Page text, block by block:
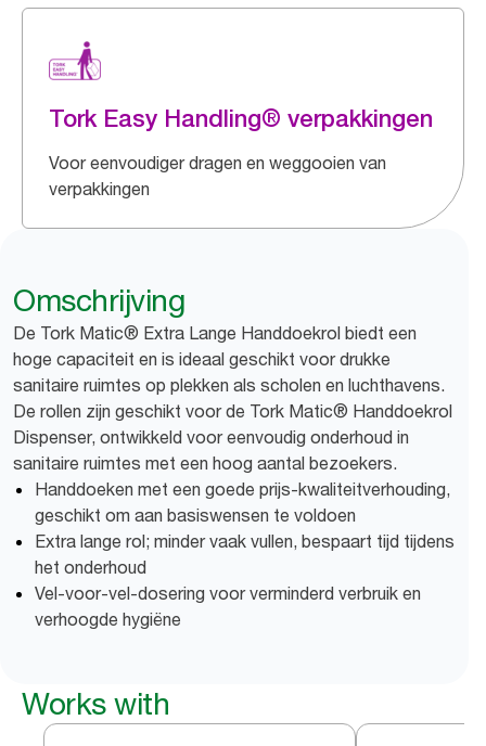
Tork Easy Handling® verpakkingen
Voor eenvoudiger dragen en weggooien van
verpakkingen
Omschrijving
De Tork Matic® Extra Lange Handdoekrol biedt een
hoge capaciteit en is ideaal geschikt voor drukke
sanitaire ruimtes op plekken als scholen en luchthavens.
De rollen zijn geschikt voor de Tork Matic® Handdoekrol
Dispenser, ontwikkeld voor eenvoudig onderhoud in
sanitaire ruimtes met een hoog aantal bezoekers.
Handdoeken met een goede prijs-kwaliteitverhouding,
geschikt om aan basiswensen te voldoen
Extra lange rol; minder vaak vullen, bespaart tijd tijdens
het onderhoud
Vel-voor-vel-dosering voor verminderd verbruik en
verhoogde hygiëne
Works with